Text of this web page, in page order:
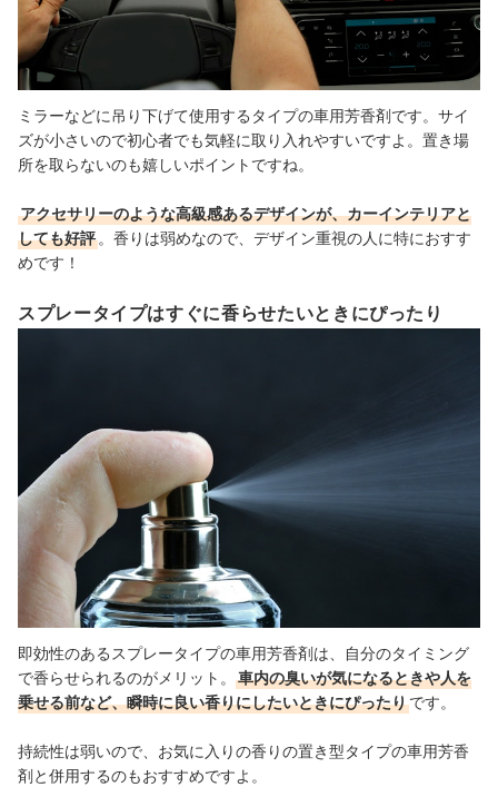
ミラーなどに吊り下げて使用するタイプの車用芳香剤です。サイ
ズが小さいので初心者でも気軽に取り入れやすいですよ。置き場
所を取らないのも嬉しいポイントですね。
アクセサリーのような高級感あるデザインが、カーインテリアと
しても好評 。香りは弱めなので、デザイン重視の人に特におすす
めです！
スプレータイプはすぐに香らせたいときにぴったり
即効性のあるスプレータイプの車用芳香剤は、自分のタイミング
で香らせられるのがメリット。
車内の臭いが気になるときや人を
乗せる前など、瞬時に良い香りにしたいときにぴったりです。
持続性は弱いので、お気に入りの香りの置き型タイプの車用芳香
剤と併用するのもおすすめですよ。